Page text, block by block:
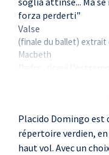
forza perderti"
Valse
(finale du ballet) extrait
Macbeth
ENTRACTE
Placido Domingo est
répertoire verdien,
haut vol. Avec un